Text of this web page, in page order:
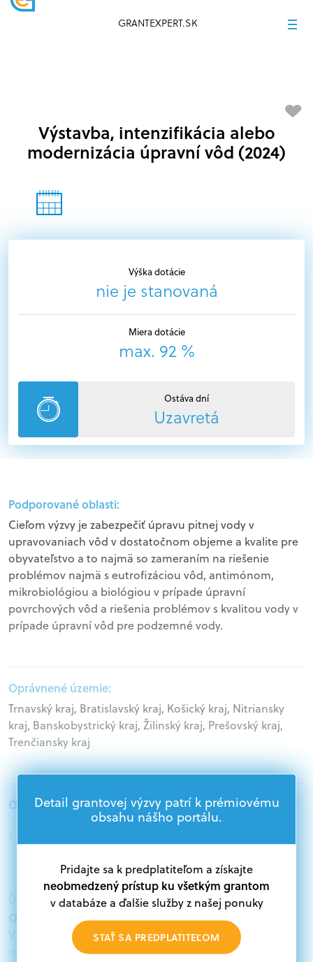
GRANTEXPERT.SK
Výška dotácie
nie je stanovaná
Miera dotácie
max. 92 %
Ostáva dní
Uzavretá
Výstavba, intenzifikácia alebo
modernizácia úpravní vôd (2024)
Podporované oblasti:
Cieľom výzvy je zabezpečiť úpravu pitnej vody v
upravovaniach vôd v dostatočnom objeme a kvalite pre
obyvateľstvo a to najmä so zameraním na riešenie
problémov najmä s eutrofizáciou vôd, antimónom,
mikrobiológiou a biológiou v prípade úpravní
povrchových vôd a riešenia problémov s kvalitou vody v
prípade úpravní vôd pre podzemné vody.
Oprávnené územie:
Trnavský kraj, Bratislavský kraj, Košický kraj, Nitriansky
kraj, Banskobystrický kraj, Žilinský kraj, Prešovský kraj,
Trenčiansky kraj
Oprávnení žiadatelia:
Ďalšie informácie:
Oprávnení žiadatelia:
V databáze grantov a dotácií na portáli Grantexpert.sk
nájdete aktuálne výzvy z eurofondov, plánu obnovy a
Detail grantovej výzvy patrí k prémiovému
obsahu nášho portálu.
Pridajte sa k predplatiteľom a získajte
neobmedzený prístup ku všetkým grantom
v databáze a ďalšie služby z našej ponuky
STAŤ SA PREDPLATITEĽOM